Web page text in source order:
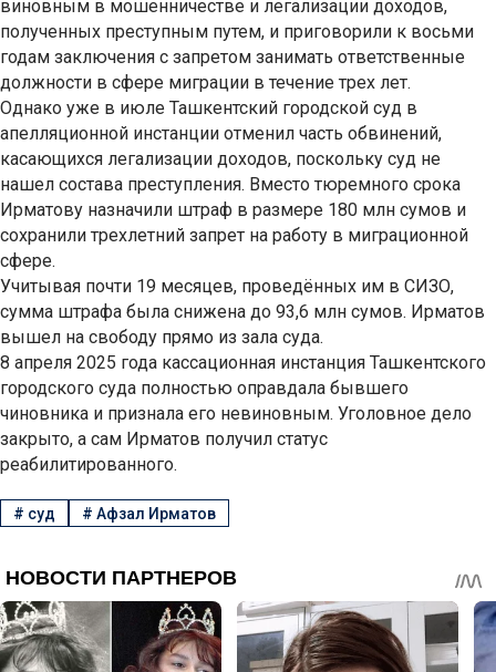
виновным в мошенничестве и легализации доходов,
полученных преступным путем, и приговорили к восьми
годам заключения с запретом занимать ответственные
должности в сфере миграции в течение трех лет.
Однако уже в июле Ташкентский городской суд в
апелляционной инстанции отменил часть обвинений,
касающихся легализации доходов, поскольку суд не
нашел состава преступления. Вместо тюремного срока
Ирматову назначили штраф в размере 180 млн сумов и
сохранили трехлетний запрет на работу в миграционной
сфере.
Учитывая почти 19 месяцев, проведённых им в СИЗО,
сумма штрафа была снижена до 93,6 млн сумов. Ирматов
вышел на свободу прямо из зала суда.
8 апреля 2025 года кассационная инстанция Ташкентского
городского суда полностью оправдала бывшего
чиновника и признала его невиновным. Уголовное дело
закрыто, а сам Ирматов получил статус
реабилитированного.
# суд # Афзал Ирматов